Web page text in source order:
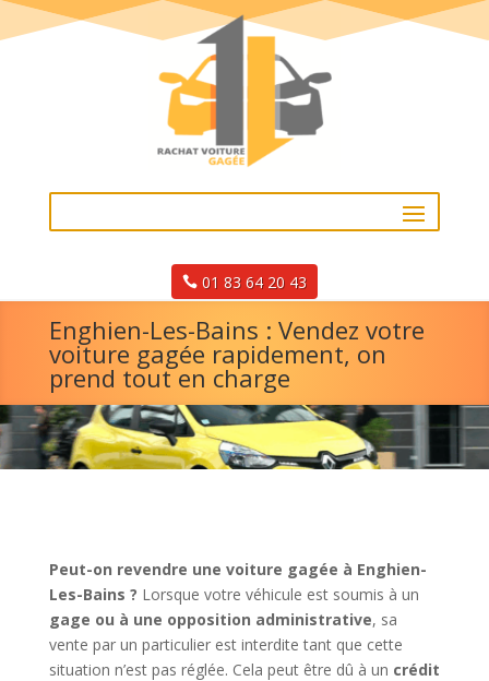
01 83 64 20 43
Enghien-Les-Bains : Vendez votre
voiture gagée rapidement, on
prend tout en charge
Peut-on revendre une voiture gagée à Enghien-
Les-Bains ? Lorsque votre véhicule est soumis à un
gage ou à une opposition administrative, sa
vente par un particulier est interdite tant que cette
situation n’est pas réglée. Cela peut être dû à un crédit